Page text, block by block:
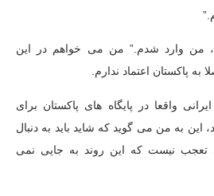
من وارد شدم.” من می خواهم در این
پاکستان اعتماد ندارم.
واقعا در پایگاه های پاکستان برای
این به من می گوید که شاید باید به دنبال
تعجب نیست که این روند به جایی نمی